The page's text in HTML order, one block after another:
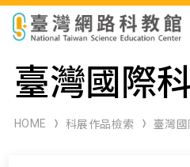
科展作品檢索
科學研習月刊
臺灣國際
HOME 科展作品檢索 臺灣